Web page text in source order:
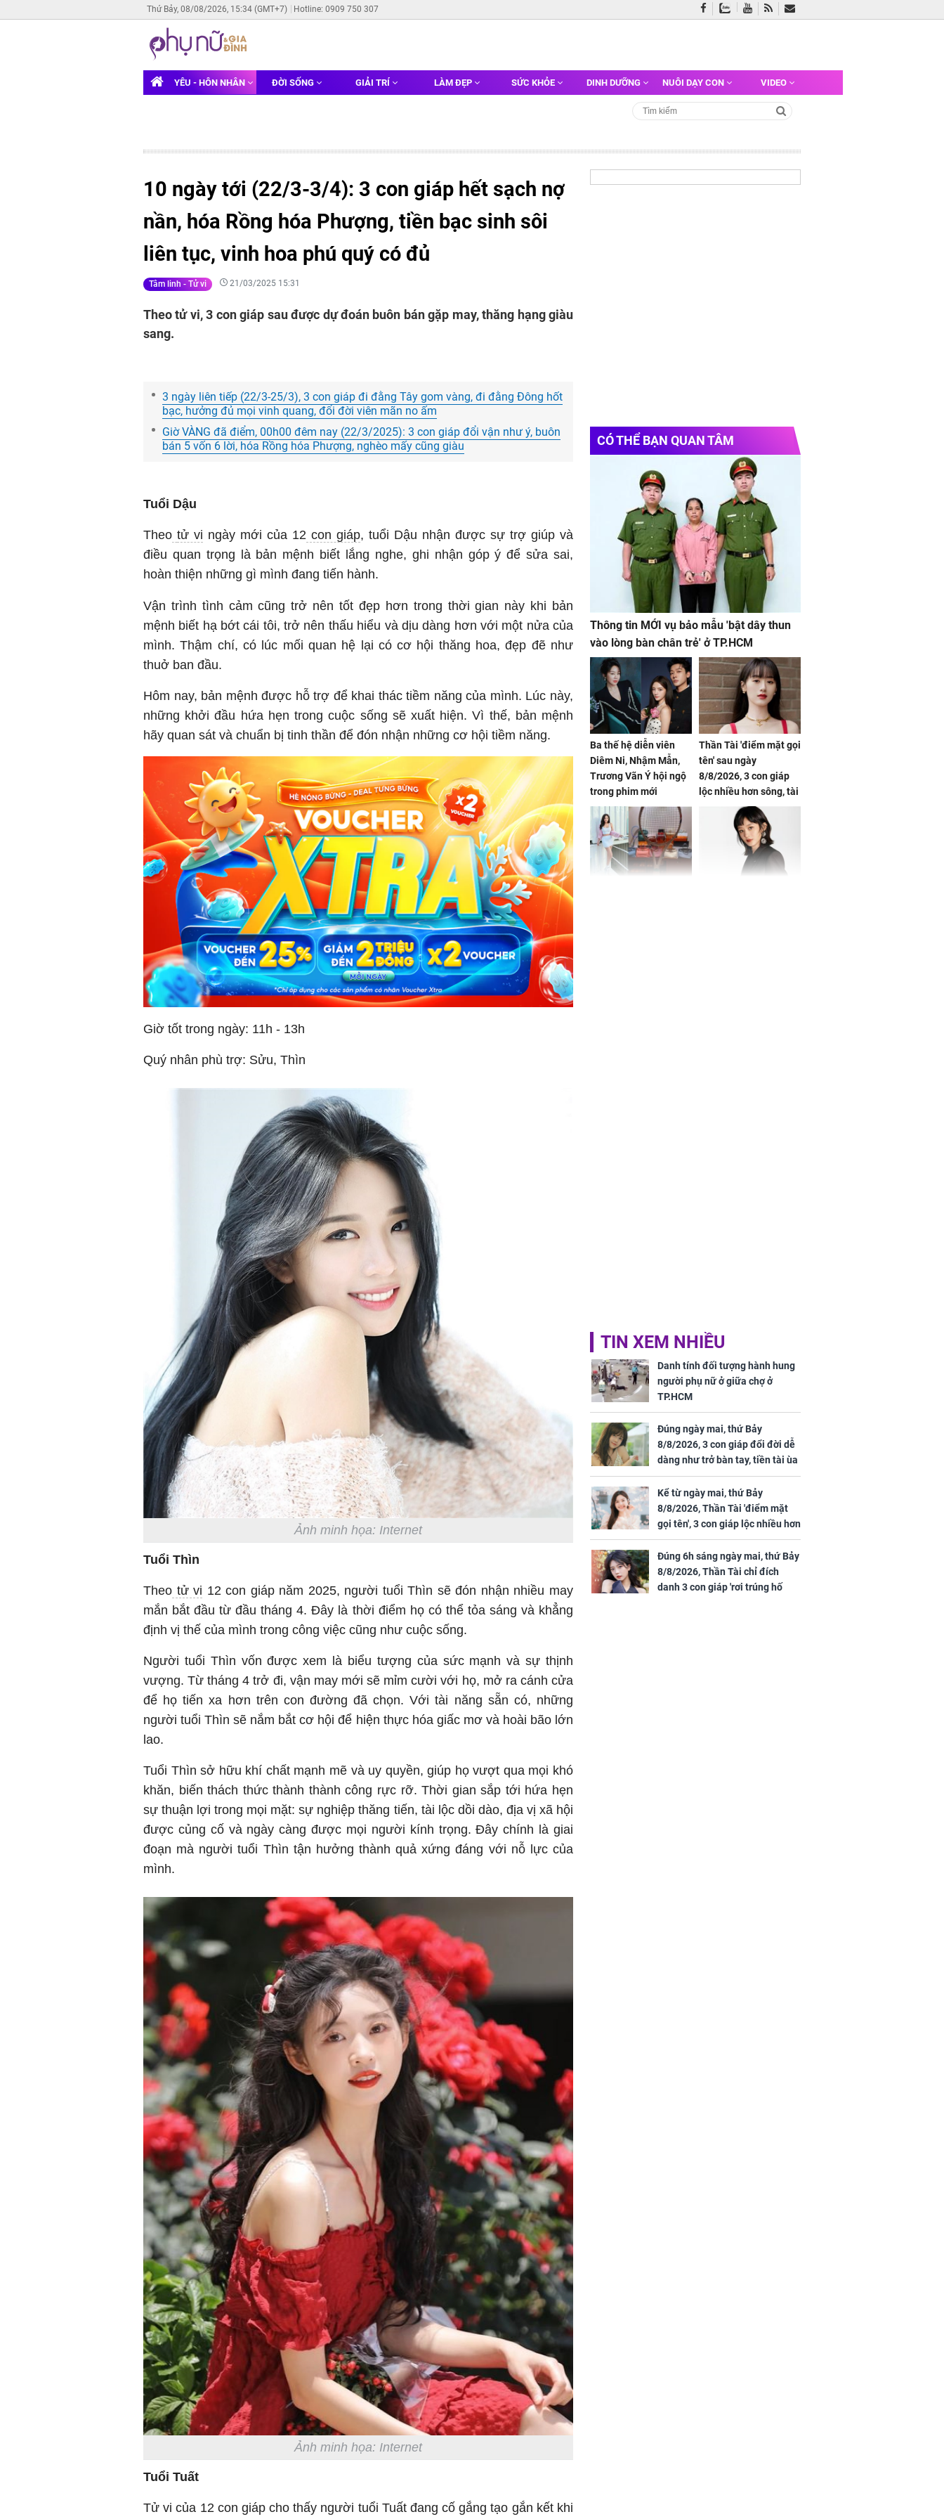
Thứ Bảy, 08/08/2026, 15:34 (GMT+7) Hotline: 0909 750 307
YÊU - HÔN NHÂN ĐỜI SỐNG GIẢI TRÍ LÀM ĐẸP SỨC KHỎE DINH DƯỠNG NUÔI DẠY CON VIDEO
10 ngày tới (22/3-3/4): 3 con giáp hết sạch nợ
nần, hóa Rồng hóa Phượng, tiền bạc sinh sôi
liên tục, vinh hoa phú quý có đủ
Tâm linh - Tử vi 21/03/2025 15:31
Theo tử vi, 3 con giáp sau được dự đoán buôn bán gặp may, thăng hạng giàu
sang.
3 ngày liên tiếp (22/3-25/3), 3 con giáp đi đằng Tây gom vàng, đi đằng Đông hốt
bạc, hưởng đủ mọi vinh quang, đổi đời viên mãn no ấm
Giờ VÀNG đã điểm, 00h00 đêm nay (22/3/2025): 3 con giáp đổi vận như ý, buôn
bán 5 vốn 6 lời, hóa Rồng hóa Phượng, nghèo mấy cũng giàu
Tuổi Dậu
Theo tử vi ngày mới của 12 con giáp, tuổi Dậu nhận được sự trợ giúp và
điều quan trọng là bản mệnh biết lắng nghe, ghi nhận góp ý để sửa sai,
hoàn thiện những gì mình đang tiến hành.
Vận trình tình cảm cũng trở nên tốt đẹp hơn trong thời gian này khi bản
mệnh biết hạ bớt cái tôi, trở nên thấu hiểu và dịu dàng hơn với một nửa của
mình. Thậm chí, có lúc mối quan hệ lại có cơ hội thăng hoa, đẹp đẽ như
thuở ban đầu.
Hôm nay, bản mệnh được hỗ trợ để khai thác tiềm năng của mình. Lúc này,
những khởi đầu hứa hẹn trong cuộc sống sẽ xuất hiện. Vì thế, bản mệnh
hãy quan sát và chuẩn bị tinh thần để đón nhận những cơ hội tiềm năng.
Giờ tốt trong ngày: 11h - 13h
Quý nhân phù trợ: Sửu, Thìn
Ảnh minh họa: Internet
Tuổi Thìn
Theo tử vi 12 con giáp năm 2025, người tuổi Thìn sẽ đón nhận nhiều may
mắn bắt đầu từ đầu tháng 4. Đây là thời điểm họ có thể tỏa sáng và khẳng
định vị thế của mình trong công việc cũng như cuộc sống.
Người tuổi Thìn vốn được xem là biểu tượng của sức mạnh và sự thịnh
vượng. Từ tháng 4 trở đi, vận may mới sẽ mỉm cười với họ, mở ra cánh cửa
để họ tiến xa hơn trên con đường đã chọn. Với tài năng sẵn có, những
người tuổi Thìn sẽ nắm bắt cơ hội để hiện thực hóa giấc mơ và hoài bão lớn
lao.
Tuổi Thìn sở hữu khí chất mạnh mẽ và uy quyền, giúp họ vượt qua mọi khó
khăn, biến thách thức thành thành công rực rỡ. Thời gian sắp tới hứa hẹn
sự thuận lợi trong mọi mặt: sự nghiệp thăng tiến, tài lộc dồi dào, địa vị xã hội
được củng cố và ngày càng được mọi người kính trọng. Đây chính là giai
đoạn mà người tuổi Thìn tận hưởng thành quả xứng đáng với nỗ lực của
mình.
Ảnh minh họa: Internet
Tuổi Tuất
Tử vi của 12 con giáp cho thấy người tuổi Tuất đang cố gắng tạo gắn kết khi
CÓ THỂ BẠN QUAN TÂM
Thông tin MỚI vụ bảo mẫu 'bật dây thun
vào lòng bàn chân trẻ' ở TP.HCM
Ba thế hệ diễn viên
Diêm Ni, Nhậm Mẫn,
Trương Vãn Ý hội ngộ
trong phim mới
Thần Tài 'điểm mặt gọi
tên' sau ngày
8/8/2026, 3 con giáp
lộc nhiều hơn sông, tài
vận sáng như trăng
Rằm, chính thức hết
TIN XEM NHIỀU
Danh tính đối tượng hành hung
người phụ nữ ở giữa chợ ở
TP.HCM
Đúng ngày mai, thứ Bảy
8/8/2026, 3 con giáp đổi đời dễ
dàng như trở bàn tay, tiền tài ùa
tới, ngồi không lộc cũng đến,
phú quý theo tới già
Kể từ ngày mai, thứ Bảy
8/8/2026, Thần Tài 'điểm mặt
gọi tên', 3 con giáp lộc nhiều hơn
sông, tài vận sáng như trăng
Rằm, chính thức hết khổ
Đúng 6h sáng ngày mai, thứ Bảy
8/8/2026, Thần Tài chỉ đích
danh 3 con giáp 'rơi trúng hố